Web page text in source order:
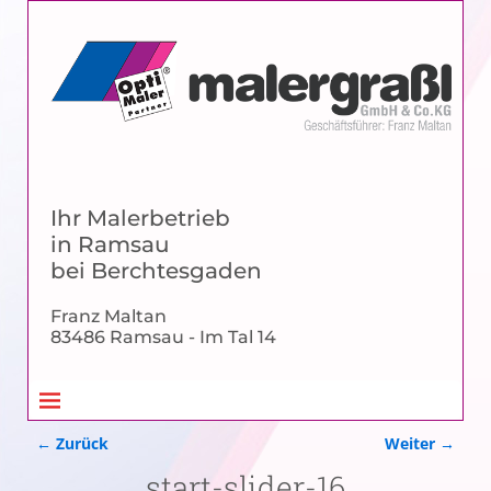
Ihr Malerbetrieb
in Ramsau
bei Berchtesgaden
Franz Maltan
83486 Ramsau - Im Tal 14
Bilder-Navigation
← Zurück Weiter →